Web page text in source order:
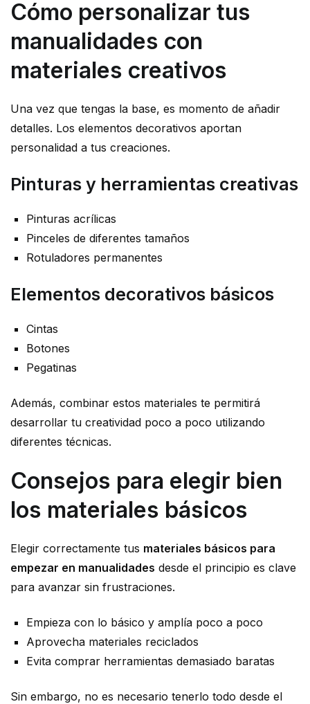
Cómo personalizar tus
manualidades con
materiales creativos
Una vez que tengas la base, es momento de añadir
detalles. Los elementos decorativos aportan
personalidad a tus creaciones.
Pinturas y herramientas creativas
Pinturas acrílicas
Pinceles de diferentes tamaños
Rotuladores permanentes
Elementos decorativos básicos
Cintas
Botones
Pegatinas
Además, combinar estos materiales te permitirá
desarrollar tu creatividad poco a poco utilizando
diferentes técnicas.
Consejos para elegir bien
los materiales básicos
Elegir correctamente tus materiales básicos para
empezar en manualidades desde el principio es clave
para avanzar sin frustraciones.
Empieza con lo básico y amplía poco a poco
Aprovecha materiales reciclados
Evita comprar herramientas demasiado baratas
Sin embargo, no es necesario tenerlo todo desde el